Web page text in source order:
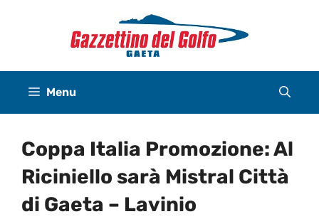
Menu
Coppa Italia Promozione: Al
Riciniello sarà Mistral Città
di Gaeta – Lavinio